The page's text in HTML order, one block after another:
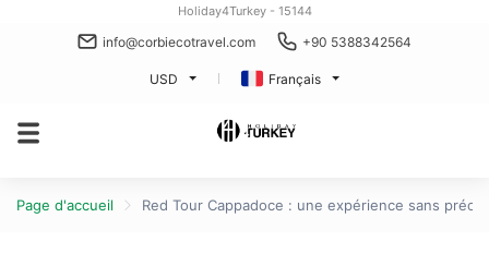
Holiday4Turkey - 15144
info@corbiecotravel.com +90 5388342564
USD Français
Page d'accueil Red Tour Cappadoce : une expérience sans